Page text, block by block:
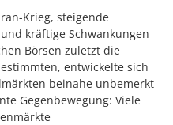
Krieg, steigende
kräftige Schwankungen
Börsen zuletzt die
entwickelte sich
beinahe unbemerkt
Gegenbewegung: Viele